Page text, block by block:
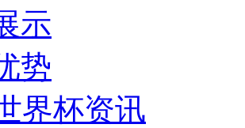
示
势
界杯资讯